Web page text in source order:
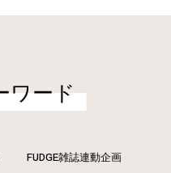
ワード
FUDGE雑誌連動企画